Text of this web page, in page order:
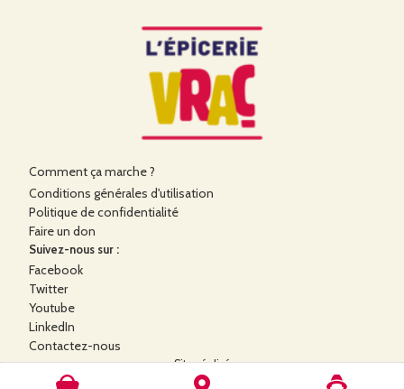
Comment ça marche ?
Conditions générales d'utilisation
Politique de confidentialité
Faire un don
Suivez-nous sur :
Facebook
Twitter
Youtube
LinkedIn
Contactez-nous
Site réalisé
SCOP Alilo